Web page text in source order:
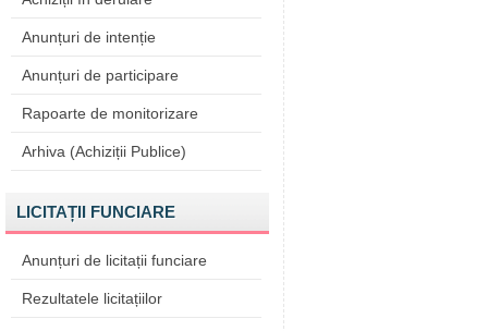
Anunțuri de intenție
Anunțuri de participare
Rapoarte de monitorizare
Arhiva (Achiziții Publice)
LICITAȚII FUNCIARE
Anunțuri de licitații funciare
Rezultatele licitațiilor